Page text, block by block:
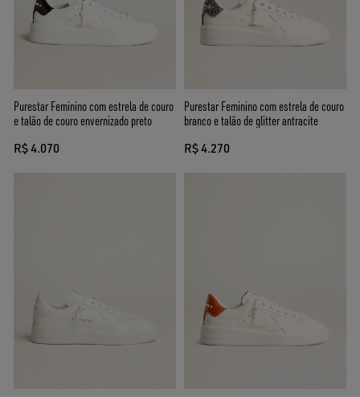
Purestar Feminino com estrela de couro
e talão de couro envernizado preto
R$ 4.070
Purestar Feminino com estrela de couro
branco e talão de glitter antracite
R$ 4.270